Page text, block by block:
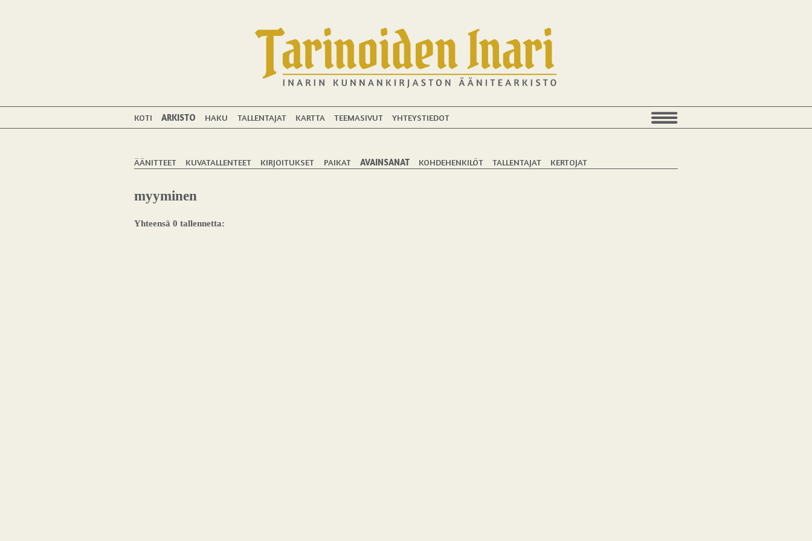
KOTI ARKISTO HAKU TALLENTAJAT KARTTA TEEMASIVUT YHTEYSTIEDOT
ÄÄNITTEET KUVATALLENTEET KIRJOITUKSET PAIKAT AVAINSANAT KOHDEHENKILÖT TALLENTAJAT KERTOJAT
myyminen
Yhteensä 0 tallennetta: